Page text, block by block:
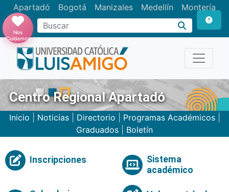
Apartadó Bogotá Manizales Medellín Montería
Nos
Cuidamos
Centro Regional Apartadó
Inicio Noticias| Directorio Programas Académicos|
Graduados
Boletín
Inscripciones
Sistema
académico